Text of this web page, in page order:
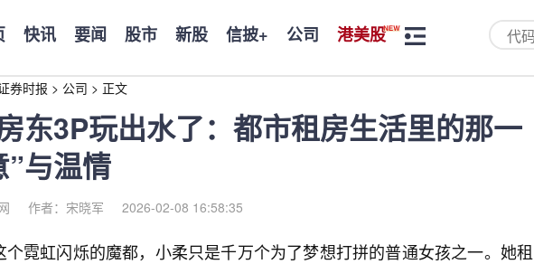
快讯 要闻 股市 新股 信披+ 公司 港美股
券时报 > 公司 > 正文
东3P玩出水了：都市租房生活里的那一
”与温情
作者：宋晓军 2026-02-08 16:58:35
个霓虹闪烁的魔都，小柔只是千万个为了梦想打拼的普通女孩之一。她租